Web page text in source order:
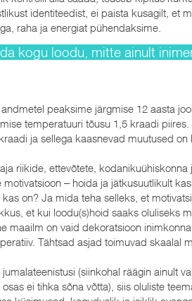
identiteedist, ei paista kusagilt, et
raha ja energiat pühendaksime.
kogu loodu, mitte ainult
peaksime järgmise 12 aasta
temperatuuri tõusu 1,5 kraadi
ja sellega kaasnevad muutused
riikide, ettevõtete, kodanikuühiskonna
‒ hoida ja jätkusuutlikult
on? Ja mida teha selleks, et
et kui loodu(s)hoid saaks oluliseks
maailm on vaid dekoratsioon
Tähtsad asjad toimuvad skaalal
(siinkohal räägin ainult
ei tihka sõna võtta), siis oluliste